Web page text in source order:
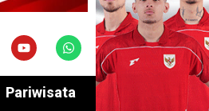
Pariwisata Edukasi